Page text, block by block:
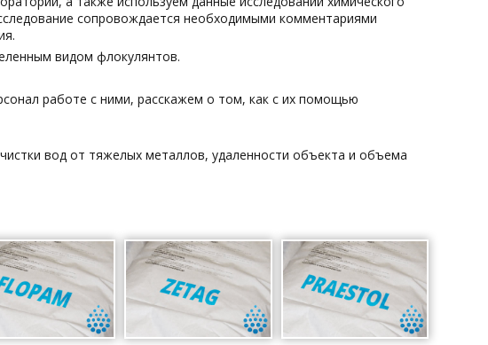
сопровождается необходимыми комментариями
видом флокулянтов.
работе с ними, расскажем о том, как с их помощью
вод от тяжелых металлов, удаленности объекта и объема